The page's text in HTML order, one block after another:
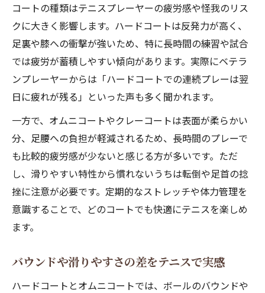
コートの種類はテニスプレーヤーの疲労感や怪我のリス
クに大きく影響します。ハードコートは反発力が高く、
足裏や膝への衝撃が強いため、特に長時間の練習や試合
では疲労が蓄積しやすい傾向があります。実際にベテラ
ンプレーヤーからは「ハードコートでの連続プレーは翌
日に疲れが残る」といった声も多く聞かれます。
一方で、オムニコートやクレーコートは表面が柔らかい
分、足腰への負担が軽減されるため、長時間のプレーで
も比較的疲労感が少ないと感じる方が多いです。ただ
し、滑りやすい特性から慣れないうちは転倒や足首の捻
挫に注意が必要です。定期的なストレッチや体力管理を
意識することで、どのコートでも快適にテニスを楽しめ
ます。
バウンドや滑りやすさの差をテニスで実感
ハードコートとオムニコートでは、ボールのバウンドや